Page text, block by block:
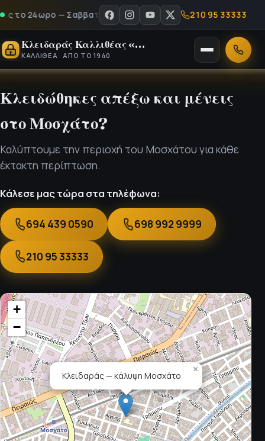
το 24ωρο — Σαββατοκύριακα & αργίες - Καλέστε μας στο 210
210 95 33333
Κλειδαράς Καλλιθέας «Ο Νίκος»
ΚΑΛΛΙΘΈΑ · ΑΠΌ ΤΟ 1940
Άνοιγμα
μενού
Κλήση
Κλειδώθηκες απέξω και μένεις
στο Μοσχάτο?
Καλύπτουμε την περιοχή του Μοσχάτου για κάθε
έκτακτη περίπτωση.
Κάλεσε μας τώρα στα τηλέφωνα:
694 439 0590 698 992 9999
210 95 33333
Κλειδαράς — κάλυψη Μοσχάτο
×
+
−